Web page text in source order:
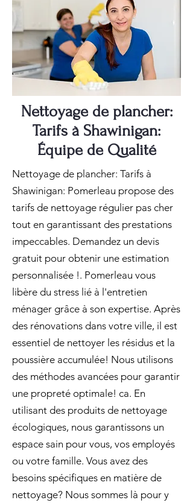
Nettoyage de plancher:
Tarifs à Shawinigan:
Équipe de Qualité
Nettoyage de plancher: Tarifs à
Shawinigan: Pomerleau propose des
tarifs de nettoyage régulier pas cher
tout en garantissant des prestations
impeccables. Demandez un devis
gratuit pour obtenir une estimation
personnalisée !. Pomerleau vous
libère du stress lié à l'entretien
ménager grâce à son expertise. Après
des rénovations dans votre ville, il est
essentiel de nettoyer les résidus et la
poussière accumulée! Nous utilisons
des méthodes avancées pour garantir
une propreté optimale! ca. En
utilisant des produits de nettoyage
écologiques, nous garantissons un
espace sain pour vous, vos employés
ou votre famille. Vous avez des
besoins spécifiques en matière de
nettoyage? Nous sommes là pour y